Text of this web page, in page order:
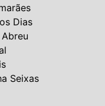
Dias
Seixas